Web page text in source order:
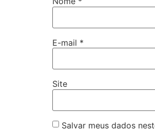
E-mail *
Site
Salvar meus dados